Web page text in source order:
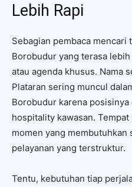
Lebih Rapi
Sebagian pembaca mencari
Borobudur yang terasa
atau agenda khusus. Nama
Plataran sering muncul
Borobudur karena
hospitality kawasan.
momen yang membutuhkan
pelayanan yang terstruktur.
Tentu, kebutuhan tiap